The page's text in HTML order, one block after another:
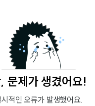
문제가 생겼어요!
시적인 오류가 발생했어요.